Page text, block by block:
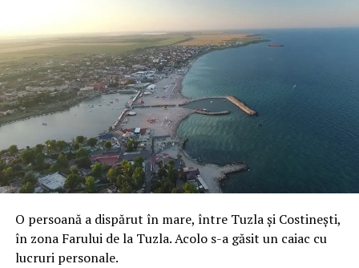
O persoană a dispărut în mare, între Tuzla și Costinești,
în zona Farului de la Tuzla. Acolo s-a găsit un caiac cu
lucruri personale.